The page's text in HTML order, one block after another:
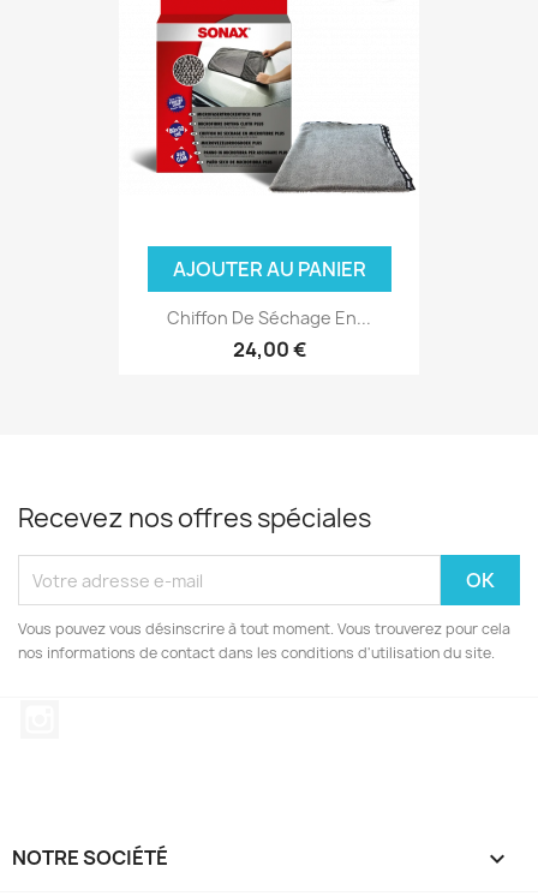
AJOUTER AU PANIER
Chiffon De Séchage En...
24,00 €
Recevez nos offres spéciales
Vous pouvez vous désinscrire à tout moment. Vous trouverez pour cela
nos informations de contact dans les conditions d'utilisation du site.
NOTRE SOCIÉTÉ 